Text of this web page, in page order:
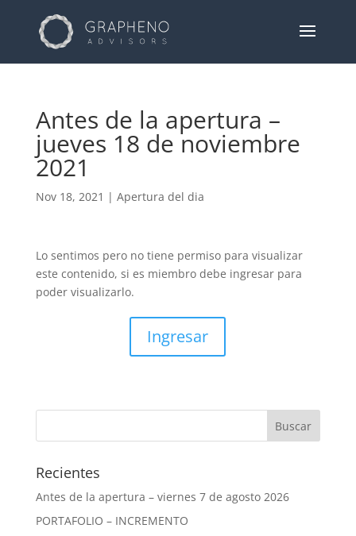
Antes de la apertura –
jueves 18 de noviembre
2021
Nov 18, 2021 | Apertura del dia
Lo sentimos pero no tiene permiso para visualizar
este contenido, si es miembro debe ingresar para
poder visualizarlo.
Ingresar
Recientes
Antes de la apertura – viernes 7 de agosto 2026
PORTAFOLIO – INCREMENTO